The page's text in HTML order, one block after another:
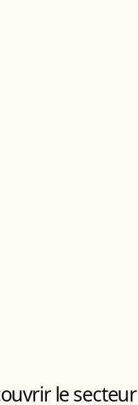
le secteur